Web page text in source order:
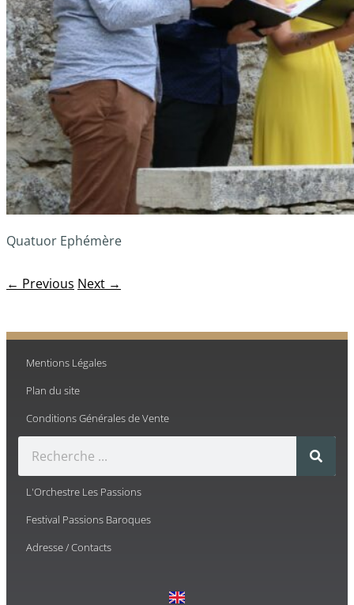
Quatuor Ephémère
← Previous Next →
Mentions Légales
Plan du site
Conditions Générales de Vente
L'Orchestre Les Passions
Festival Passions Baroques
Adresse / Contacts